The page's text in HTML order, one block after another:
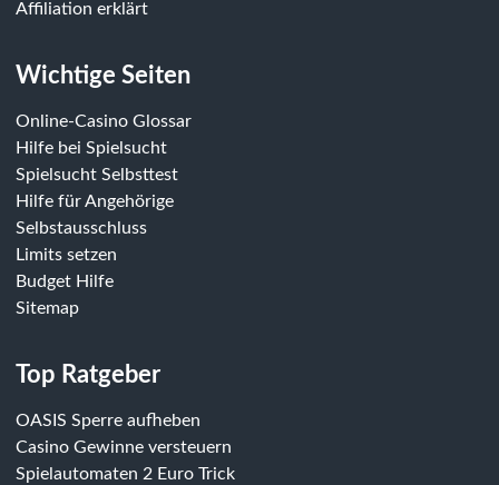
Affiliation erklärt
Wichtige Seiten
Online-Casino Glossar
Hilfe bei Spielsucht
Spielsucht Selbsttest
Hilfe für Angehörige
Selbstausschluss
Limits setzen
Budget Hilfe
Sitemap
Top Ratgeber
OASIS Sperre aufheben
Casino Gewinne versteuern
Spielautomaten 2 Euro Trick